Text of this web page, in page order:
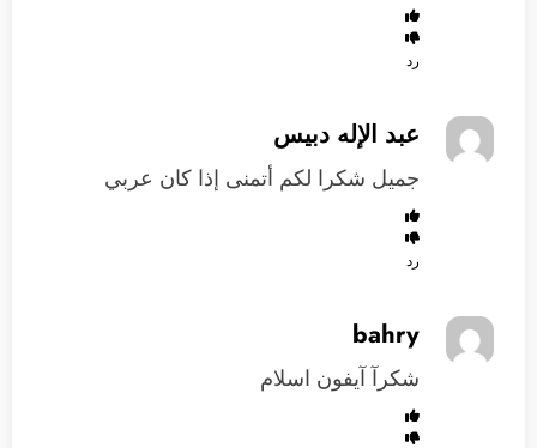
رد
عبد الإله دبيس
‏جميل شكرا لكم أتمنى إذا كان عربي
رد
bahry
شكرآ آيفون اسلام